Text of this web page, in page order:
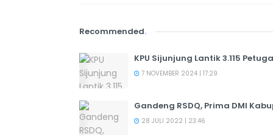
Recommended.
KPU Sijunjung Lantik 3.115
7 NOVEMBER 2024 | 17:29
Gandeng RSDQ, Prima DMI
28 JULI 2022 | 23:46